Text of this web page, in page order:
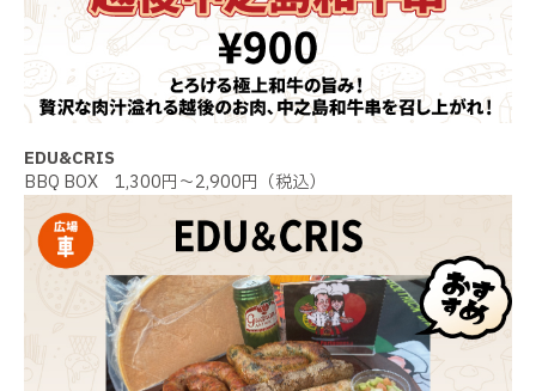
EDU&CRIS
BBQ BOX 1,300円～2,900円（税込）